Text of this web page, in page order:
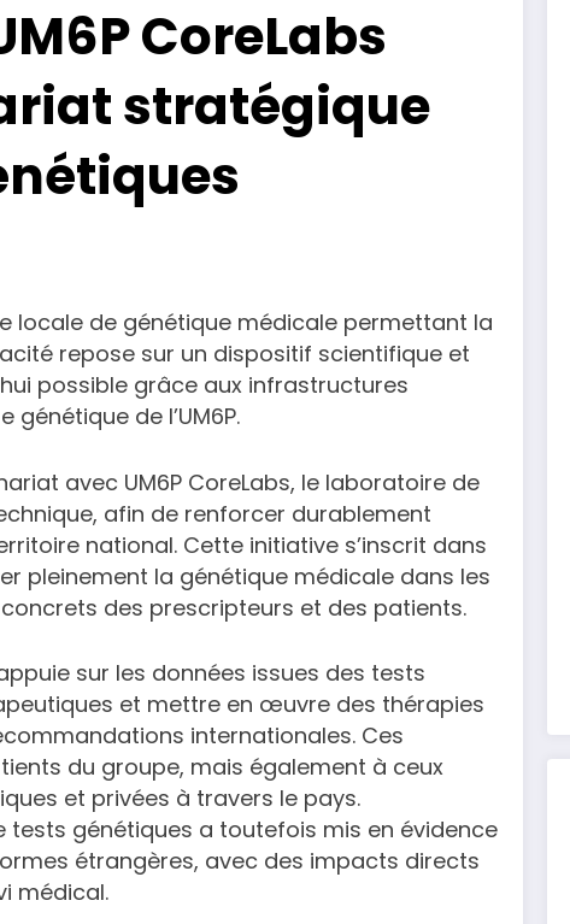
CoreLabs
stratégique
locale de génétique médicale permettant la
repose sur un dispositif scientifique et
possible grâce aux infrastructures
de l’UM6P.
avec UM6P CoreLabs, le laboratoire de
afin de renforcer durablement
national. Cette initiative s’inscrit dans
pleinement la génétique médicale dans les
des prescripteurs et des patients.
sur les données issues des tests
et mettre en œuvre des thérapies
internationales. Ces
du groupe, mais également à ceux
et privées à travers le pays.
tests génétiques a toutefois mis en évidence
étrangères, avec des impacts directs
médical.